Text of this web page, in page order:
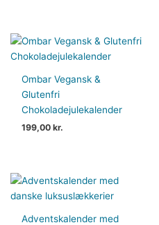
Ombar Vegansk &
Glutenfri
Chokoladejulekalender
199,00kr.
Adventskalender med